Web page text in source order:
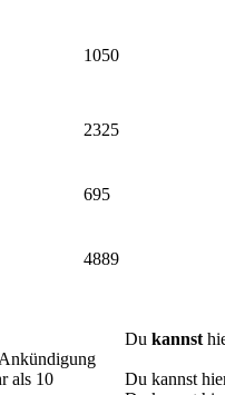
1050
2325
695
4889
als 10
Du kannst
Du kannst